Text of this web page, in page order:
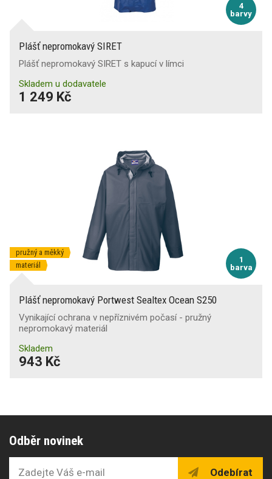
4
barvy
Plášť nepromokavý SIRET
Plášť nepromokavý SIRET s kapucí v límci
Skladem u dodavatele
1 249 Kč
1
barva
pružný a měkký
materiál
Plášť nepromokavý Portwest Sealtex Ocean S250
Vynikající ochrana v nepříznivém počasí - pružný
nepromokavý materiál
Skladem
943 Kč
Odběr novinek
Odebírat